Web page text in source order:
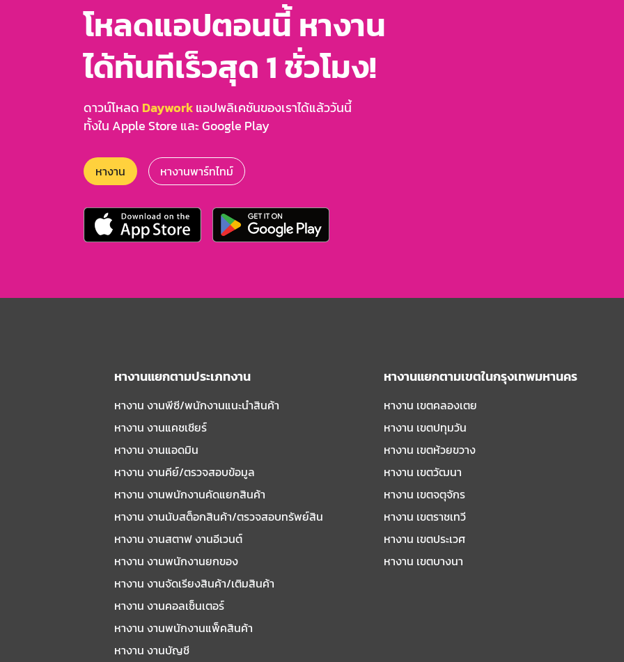
โหลดแอปตอนนี้ หางาน
ได้ทันทีเร็วสุด 1 ชั่วโมง!
ดาวน์โหลด Dayworkแอปพลิเคชันของเราได้แล้ววันนี้
ทั้งใน Apple Store และ Google Play
หางาน หางานพาร์ทไทม์
หางานแยกตามประเภทงาน
หางาน งานพีซี/พนักงานแนะนําสินค้า
หางาน งานแคชเชียร์
หางาน งานแอดมิน
หางาน งานคีย์/ตรวจสอบข้อมูล
หางาน งานพนักงานคัดแยกสินค้า
หางาน งานนับสต็อกสินค้า/ตรวจสอบทรัพย์สิน
หางาน งานสตาฟ งานอีเวนต์
หางาน งานพนักงานยกของ
หางาน งานจัดเรียงสินค้า/เติมสินค้า
หางาน งานคอลเซ็นเตอร์
หางาน งานพนักงานแพ็คสินค้า
หางาน งานบัญชี
หางานแยกตามเขตในกรุงเทพมหานคร
หางาน เขตคลองเตย
หางาน เขตปทุมวัน
หางาน เขตห้วยขวาง
หางาน เขตวัฒนา
หางาน เขตจตุจักร
หางาน เขตราชเทวี
หางาน เขตประเวศ
หางาน เขตบางนา